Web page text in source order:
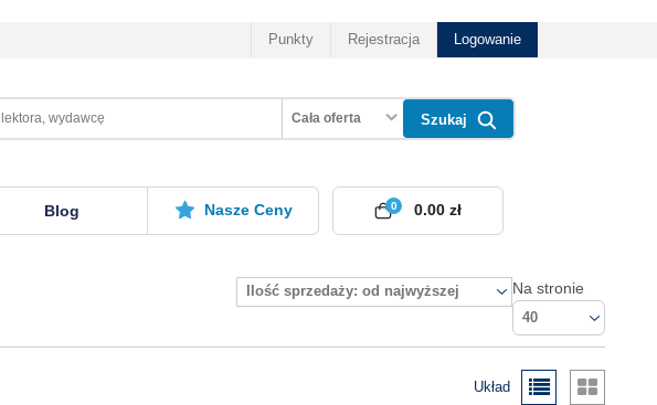
Punkty Rejestracja Logowanie
Cała oferta Szukaj
Blog Nasze Ceny 0
0.00 zł
Ilość sprzedaży: od najwyższej Na stronie
40
Układ